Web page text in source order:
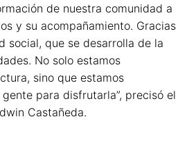
de nuestra comunidad a
y su acompañamiento. Gracias
social, que se desarrolla de la
No solo estamos
sino que estamos
para disfrutarla”, precisó el
Castañeda.